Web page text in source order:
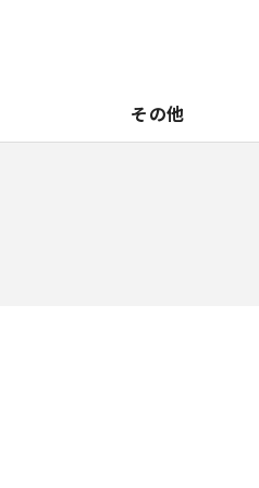
その他